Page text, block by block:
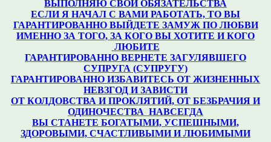
ВЫПОЛНЯЮ СВОИ ОБЯЗАТЕЛЬСТВА
ЕСЛИ Я НАЧАЛ С ВАМИ РАБОТАТЬ, ТО ВЫ
ГАРАНТИРОВАННО ВЫЙДЕТЕ ЗАМУЖ ПО ЛЮБВИ
ИМЕННО ЗА ТОГО, ЗА КОГО ВЫ ХОТИТЕ И КОГО
ЛЮБИТЕ
ГАРАНТИРОВАННО ВЕРНЕТЕ ЗАГУЛЯВШЕГО
СУПРУГА (СУПРУГУ)
ГАРАНТИРОВАННО ИЗБАВИТЕСЬ ОТ ЖИЗНЕННЫХ
НЕВЗГОД И ЗАВИСТИ
ОТ КОЛДОВСТВА И ПРОКЛЯТИЙ, ОТ БЕЗБРАЧИЯ И
ОДИНОЧЕСТВА НАВСЕГДА
ВЫ СТАНЕТЕ БОГАТЫМИ, УСПЕШНЫМИ,
ЗДОРОВЫМИ, СЧАСТЛИВЫМИ И ЛЮБИМЫМИ